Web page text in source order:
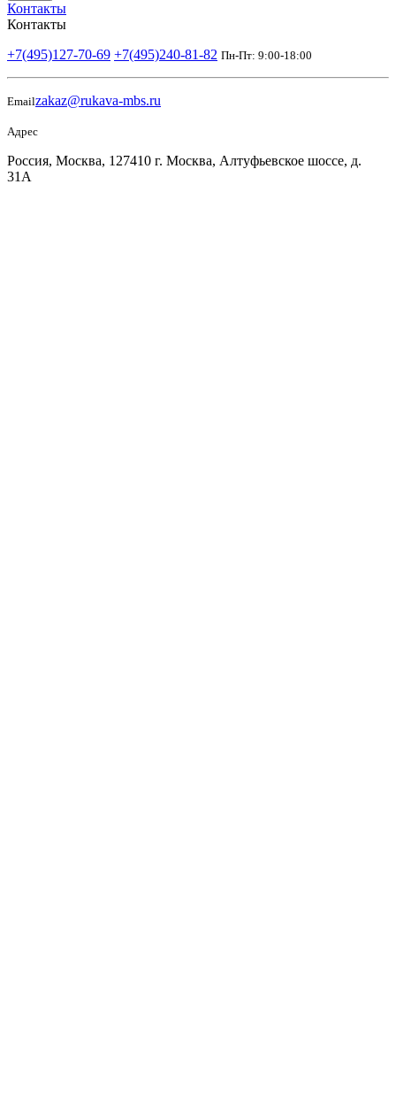
Контакты
Контакты
+7(495)127-70-69 +7(495)240-81-82 Пн-Пт: 9:00-18:00
Emailzakaz@rukava-mbs.ru
Адрес
Россия, Москва, 127410 г. Москва, Алтуфьевское шоссе, д.
31А